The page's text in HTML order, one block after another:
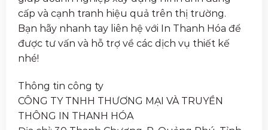
cấp và cạnh tranh hiệu quả trên thị trường.
Bạn hãy nhanh tay liên hệ với In Thanh Hóa để
được tư vấn và hỗ trợ về các dịch vụ thiết kế
nhé!
Thông tin công ty
CÔNG TY TNHH THƯƠNG MẠI VÀ TRUYỀN
THÔNG IN THANH HÓA